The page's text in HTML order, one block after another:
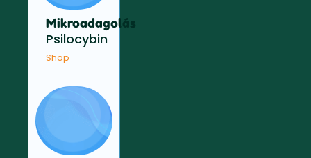
Mikroadagolás
Psilocybin
Shop